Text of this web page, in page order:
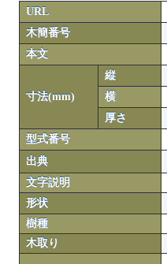
URL
木簡番号
本文
寸法(mm)
縦
横
厚さ
型式番号
出典
文字説明
形状
樹種
木取り